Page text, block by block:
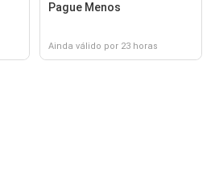
Pague Menos
Ainda válido por 23 horas